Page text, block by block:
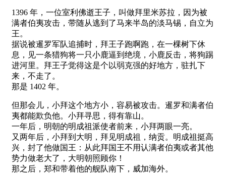
1396 年，一位室利佛逝王子，叫做拜里米苏拉，因为被
满者伯夷攻击，带随从逃到了马来半岛的淡马锡，自立为
王。
据说被暹罗军队追捕时，拜王子跑啊跑，在一棵树下休
息，见一条猎狗将一只小鹿逼到绝境，小鹿反击，将狗踢
进河里。拜王子觉得这是个以弱克强的好地方，驻扎下
来，不走了。
那是 1402 年。
但那会儿，小拜这个地方小，容易被攻击。暹罗和满者伯
夷都能欺负他。小拜寻思，得有靠山。
一年后，明朝的明成祖派使者前来，小拜两眼一亮。
又两年后，小拜到大明，拜见明成祖，纳贡。明成祖挺高
兴，封了他做国王：从此拜国王不用认满者伯夷或者其他
势力做老大了，大明朝照顾你！
那之后，郑和带着他的舰队南下，威加海外。